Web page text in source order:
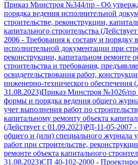
Приказ Минстроя №344/пр - Об
порядка ведения исполнительной
строительстве, реконструкции,
капитального строительства
2006 - Требования к составу и порядку
исполнительной документации при
реконструкции, капитальном ремонте
строительства и требования,
освидетельствования работ,
инженерно-технического обеспечения
31.08.2023)Приказ Минстроя №1026/пр
формы и порядка ведения общего
учет выполнения работ по
капитальному ремонту объекта
(Действует с 01.09.2023)РД-11-05-2007 -
общего и (или) специального журнала
работ при строительстве,
ремонте объекта капитального
31.08.2023)СП 40-102-2000 -